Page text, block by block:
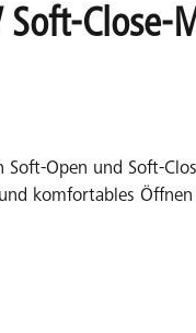
Close-
Open und Soft-
komfortables Öffnen